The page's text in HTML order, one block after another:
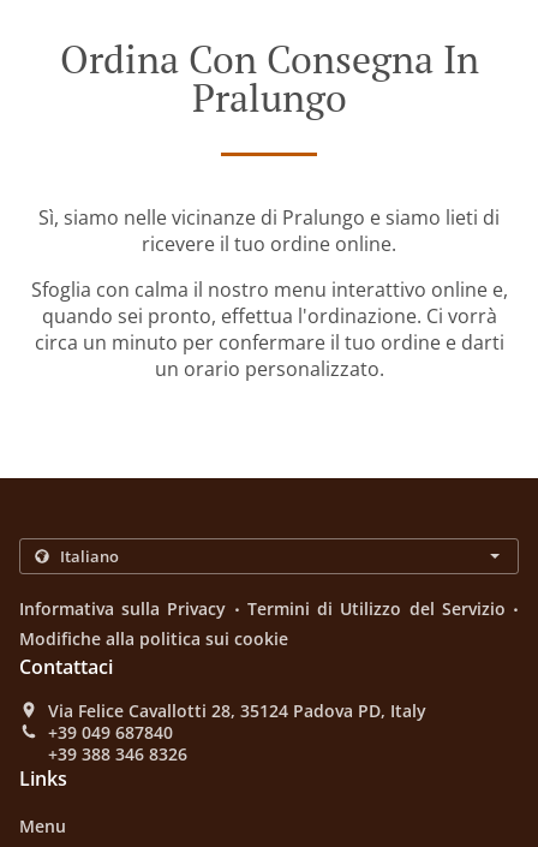
Ordina Con Consegna In
Pralungo
Sì, siamo nelle vicinanze di Pralungo e siamo lieti di
ricevere il tuo ordine online.
Sfoglia con calma il nostro menu interattivo online e,
quando sei pronto, effettua l'ordinazione. Ci vorrà
circa un minuto per confermare il tuo ordine e darti
un orario personalizzato.
Informativa sulla Privacy . Termini di Utilizzo del Servizio .
Modifiche alla politica sui cookie
Contattaci
Via Felice Cavallotti 28, 35124 Padova PD, Italy
+39 049 687840
+39 388 346 8326
Links
Menu